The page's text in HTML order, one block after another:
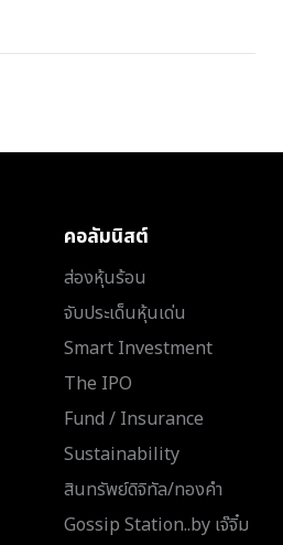
คอลัมนิสต์
ส่องหุ้นร้อน
จับประเด็นหุ้นเด่น
Smart Investment
The IPO
Fund / Insurance
Sustainability
สินทรัพย์ดิจิทัล/ทองคำ
Gossip Station..by เจ๊จิ๋ม